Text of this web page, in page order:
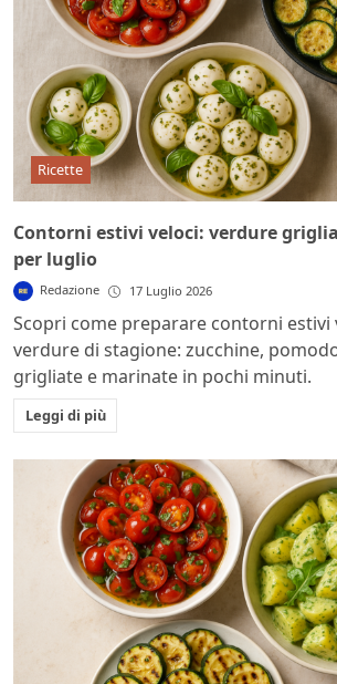
Ricette
Contorni estivi veloci: verdure
per luglio
Redazione 17 Luglio 2026
Scopri come preparare contorni estivi
verdure di stagione: zucchine,
grigliate e marinate in pochi minuti.
Leggi di più